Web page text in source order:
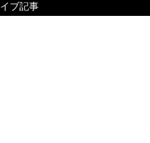
ブ記事